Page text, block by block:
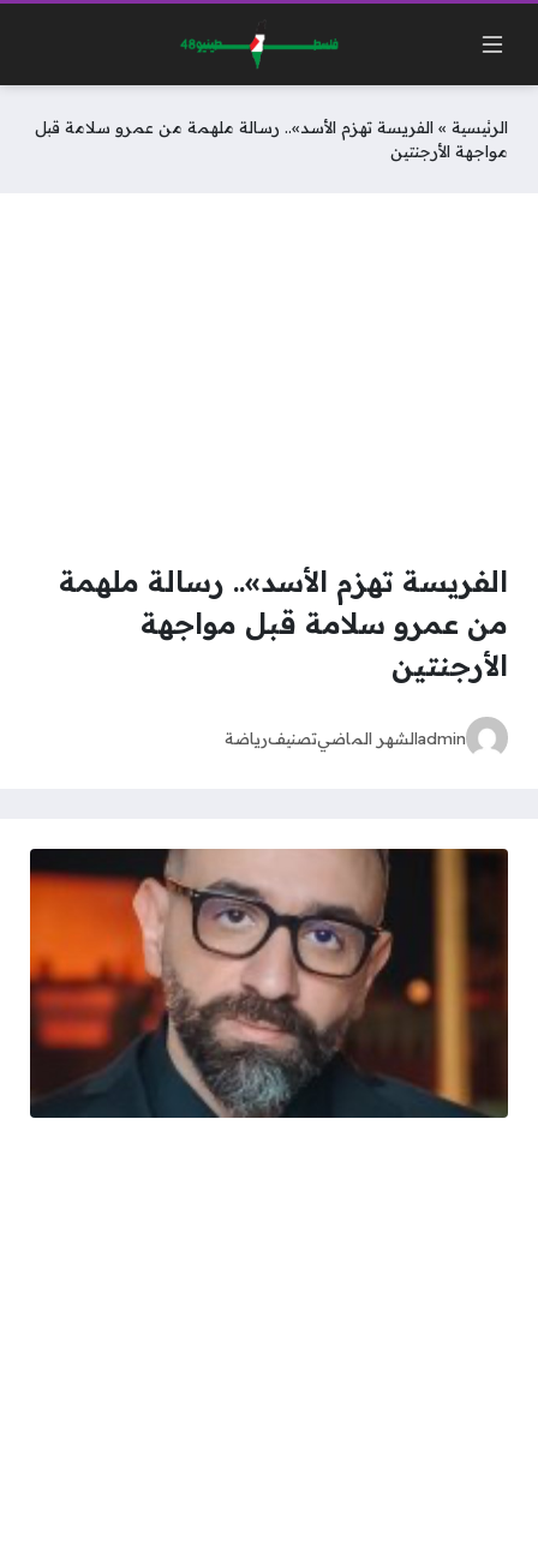
الرئيسية » الفريسة تهزم الأسد».. رسالة ملهمة من عمرو سلامة قبل
مواجهة الأرجنتين
الفريسة تهزم الأسد».. رسالة ملهمة
من عمرو سلامة قبل مواجهة
الأرجنتين
adminالشهر الماضيتصنيفرياضة